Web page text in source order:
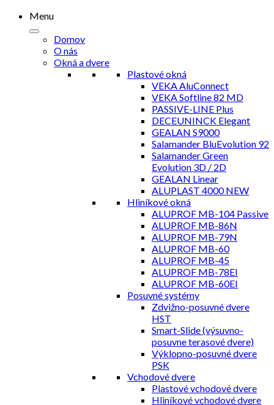
Menu
Domov
O nás
Okná a dvere
Plastové okná
VEKA AluConnect
VEKA Softline 82 MD
PASSIVE-LINE Plus
DECEUNINCK Elegant
GEALAN S9000
Salamander BluEvolution 92
Salamander Green
Evolution 3D / 2D
GEALAN Linear
ALUPLAST 4000 NEW
Hliníkové okná
ALUPROF MB-104 Passive
ALUPROF MB-86N
ALUPROF MB-79N
ALUPROF MB-60
ALUPROF MB-45
ALUPROF MB-78EI
ALUPROF MB-60EI
Posuvné systémy
Zdvižno-posuvné dvere
HST
Smart-Slide (výsuvno-
posuvne terasové dvere)
Výklopno-posuvné dvere
PSK
Vchodové dvere
Plastové vchodové dvere
Hliníkové vchodové dvere